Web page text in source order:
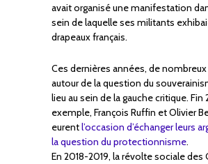
avait organisé une manifestation
sein de laquelle ses militants
drapeaux français.
Ces dernières années, de
autour de la question du
lieu au sein de la gauche critique. Fin
exemple, François Ruffin et Olivier
eurentl’occasion d’échanger leurs
la question du protectionnisme.
En 2018-2019, la révolte sociale des